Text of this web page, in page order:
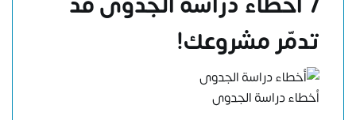
تدمّر مشروعك!
أخطاء دراسة الجدوى